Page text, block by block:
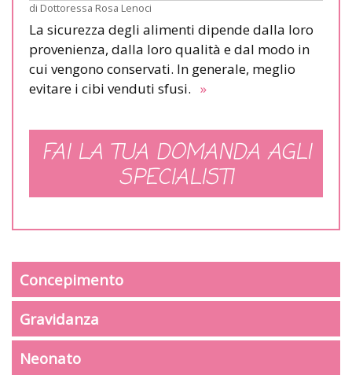
di Dottoressa Rosa Lenoci
La sicurezza degli alimenti dipende dalla loro
provenienza, dalla loro qualità e dal modo in
cui vengono conservati. In generale, meglio
evitare i cibi venduti sfusi. »
FAI LA TUA DOMANDA AGLI
SPECIALISTI
Concepimento
Gravidanza
Neonato